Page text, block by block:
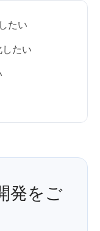
たい
たい
発をご